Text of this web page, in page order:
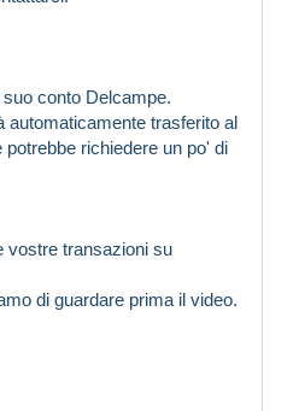
conto Delcampe.
trasferito al
richiedere un po' di
vostre transazioni su
di guardare prima il video.